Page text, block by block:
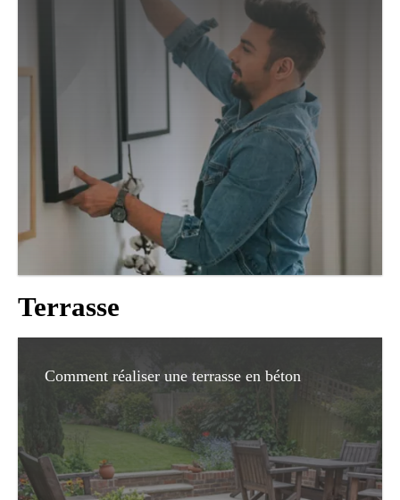
Terrasse
Comment réaliser une terrasse en béton